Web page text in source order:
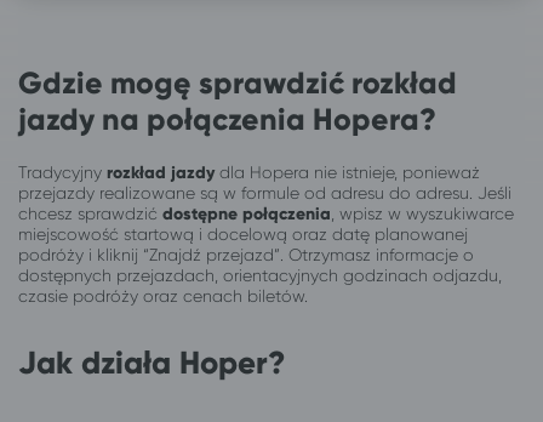
Gdzie mogę sprawdzić rozkład
jazdy na połączenia Hopera?
Tradycyjny rozkład jazdydla Hopera nie istnieje, ponieważ
przejazdy realizowane są w formule od adresu do adresu. Jeśli
chcesz sprawdzić dostępne połączenia , wpisz w wyszukiwarce
miejscowość startową i docelową oraz datę planowanej
podróży i kliknij “Znajdź przejazd”. Otrzymasz informacje o
dostępnych przejazdach, orientacyjnych godzinach odjazdu,
czasie podróży oraz cenach biletów.
Jak działa Hoper?